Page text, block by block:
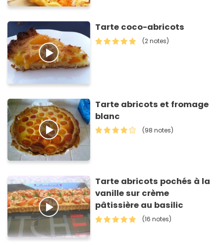
Tarte coco-abricots
(2 notes)
Tarte abricots et fromage
blanc
(98 notes)
Tarte abricots pochés à la
vanille sur crème
pâtissière au basilic
(16 notes)